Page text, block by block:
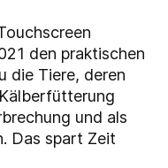
den praktischen
die Tiere, deren
und als
Das spart Zeit